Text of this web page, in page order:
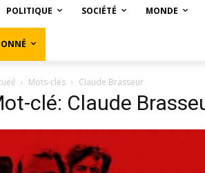
POLITIQUE SOCIÉTÉ MONDE
Mots-clés Claude Brasseur
clé: Claude